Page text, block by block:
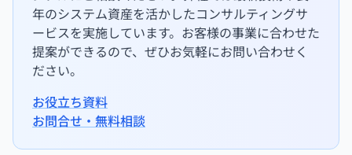
年のシステム資産を活かしたコンサルティングサ
ービスを実施しています。お客様の事業に合わせた
提案ができるので、ぜひお気軽にお問い合わせく
ださい。
お役立ち資料
お問合せ・無料相談